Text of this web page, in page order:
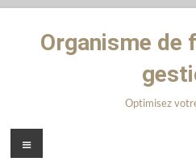
Organisme de
Optimisez